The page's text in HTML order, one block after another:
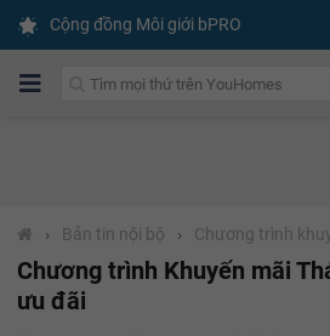
Cộng đồng Môi giới bPRO
› Bản tin nội bộ › Chương trình
Chương trình Khuyến mãi
ưu đãi